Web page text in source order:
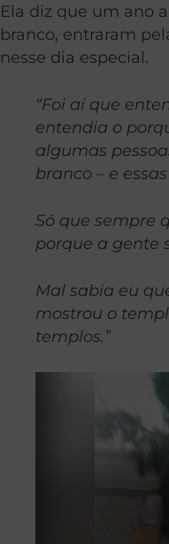
Ela diz que um ano
branco, entraram
nesse dia especial.
“Foi aí que
entendia o
algumas
branco – e
Só que sempre
porque a gente
Mal sabia eu
mostrou o
templos.”